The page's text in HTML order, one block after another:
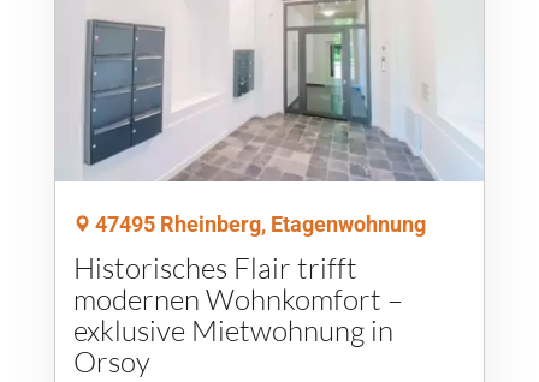
47495 Rheinberg, Etagenwohnung
Historisches Flair trifft
modernen Wohnkomfort –
exklusive Mietwohnung in
Orsoy